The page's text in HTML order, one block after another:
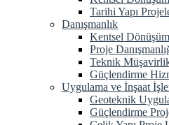
Tarihi Yapı
Danışmanlık
Kentsel Dönüşüm
Proje
Teknik
Güçlendirme
Uygulama ve İnşaat
Geoteknik
Güçlendirme